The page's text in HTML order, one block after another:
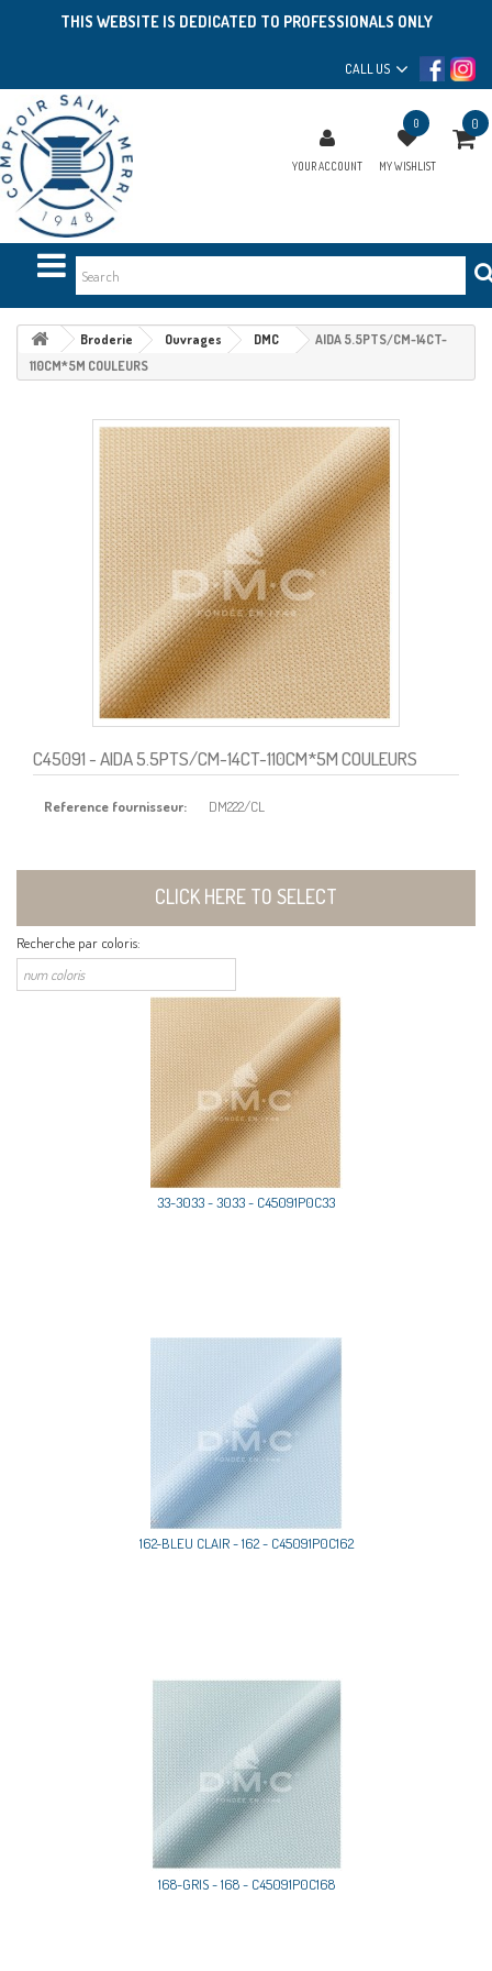
THIS WEBSITE IS DEDICATED TO PROFESSIONALS ONLY
CALL US
YOUR ACCOUNT
0
MY WISHLIST
0
Broderie Ouvrages DMC
AIDA 5.5PTS/CM-14CT-
110CM*5M COULEURS
C45091- AIDA 5.5PTS/CM-14CT-110CM*5M COULEURS
Reference fournisseur: DM222/CL
CLICK HERE TO SELECT
Recherche par coloris:
33-3033 - 3033 - C45091P0C33
162-BLEU CLAIR - 162 - C45091P0C162
168-GRIS - 168 - C45091P0C168